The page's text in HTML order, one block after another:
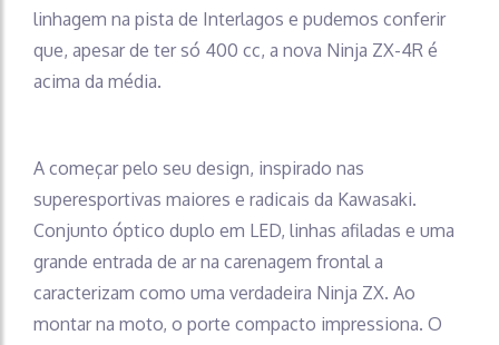
linhagem na pista de Interlagos e pudemos conferir
que, apesar de ter só 400 cc, a nova Ninja ZX-4R é
acima da média.
A começar pelo seu design, inspirado nas
superesportivas maiores e radicais da Kawasaki.
Conjunto óptico duplo em LED, linhas afiladas e uma
grande entrada de ar na carenagem frontal a
caracterizam como uma verdadeira Ninja ZX. Ao
montar na moto, o porte compacto impressiona. O